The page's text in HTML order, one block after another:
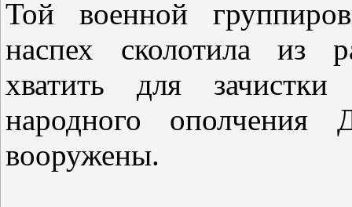
Той военной
наспех сколотила из
хватить для
народного ополчения
вооружены.